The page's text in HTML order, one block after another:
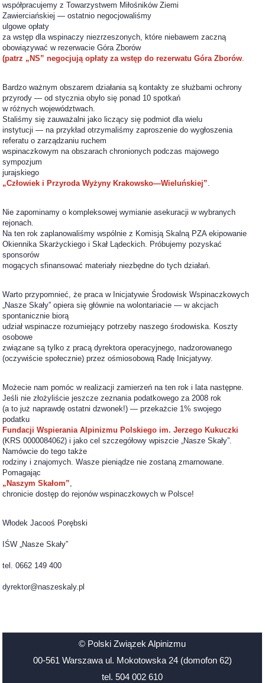
współpracujemy z Towarzystwem Miłośników Ziemi
Zawierciańskiej — ostatnio negocjowaliśmy
ulgowe opłaty
za wstęp dla wspinaczy niezrzeszonych, które niebawem zaczną
obowiązywać w rezerwacie Góra Zborów
(patrz „NS” negocjują opłaty za wstęp do rezerwatu Góra Zborów
Bardzo ważnym obszarem działania są kontakty ze służbami ochrony
przyrody — od stycznia obyło się ponad 10 spotkań
w różnych województwach.
Staliśmy się zauważalni jako liczący się podmiot dla wielu
instytucji — na przykład otrzymaliśmy zaproszenie do wygłoszenia
referatu o zarządzaniu ruchem
wspinaczkowym na obszarach chronionych podczas majowego
sympozjum
jurajskiego
„Człowiek i Przyroda Wyżyny Krakowsko—Wieluńskiej”
Nie zapominamy o kompleksowej wymianie asekuracji w wybranych
rejonach.
Na ten rok zaplanowaliśmy wspólnie z Komisją Skalną PZA ekipowanie
Okiennika Skarżyckiego i Skał Lądeckich. Próbujemy pozyskać
sponsorów
mogących sfinansować materiały niezbędne do tych działań.
Warto przypomnieć, że praca w Inicjatywie Środowisk Wspinaczkowych
„Nasze Skały” opiera się głównie na wolontariacie — w akcjach
spontanicznie biorą
udział wspinacze rozumiejący potrzeby naszego środowiska. Koszty
osobowe
związane są tylko z pracą dyrektora operacyjnego, nadzorowanego
(oczywiście społecznie) przez ośmiosobową Radę Inicjatywy.
Możecie nam pomóc w realizacji zamierzeń na ten rok i lata następne.
Jeśli nie złożyliście jeszcze zeznania podatkowego za 2008 rok
(a to już naprawdę ostatni dzwonek!) — przekażcie 1% swojego
podatku
Fundacji Wspierania Alpinizmu Polskiego im. Jerzego Kukuczki
(KRS 0000084062) i jako cel szczegółowy wpiszcie „Nasze Skały”.
Namówcie do tego także
rodziny i znajomych. Wasze pieniądze nie zostaną zmarnowane.
Pomagając
„Naszym Skałom”
chronicie dostęp do rejonów wspinaczkowych w Polsce!
Włodek Jacooś Porębski
IŚW „Nasze Skały”
tel. 0662 149 400
dyrektor@naszeskaly.pl
© Polski Związek Alpinizmu
00-561 Warszawa ul. Mokotowska 24 (domofon 62)
tel. 504 002 610